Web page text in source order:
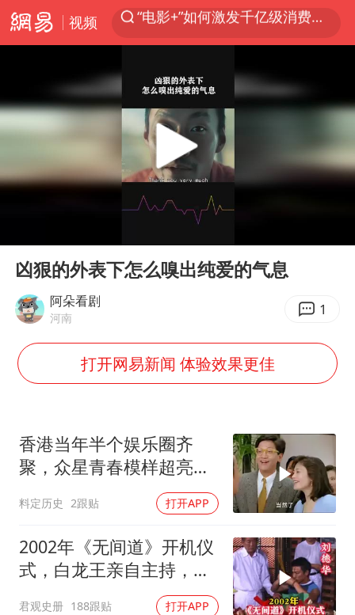
视频
名创优品回应女子吐槽内裤质量差
四川宜宾市高县4.9级地震致1人死亡
台风白海豚或吞并鲸鱼 登陆地点更新
胜宏科技：股票交易异常波动
秋天的第一杯奶茶到底有多火
国乒男单横滨冠军赛全军覆没
38岁演员求职万岁山NPC成功
胡彦斌韩磊 谁帮谁
夯实基础开新局
Play
凶狠的外表下怎么嗅出纯爱的气息
阿朵看剧
河南 1
打开网易新闻 体验效果更佳
香港当年半个娱乐圈齐
聚，众星青春模样超亮
眼，星爷现身瞬间惊艳
料定历史 2跟贴 打开APP
2002年《无间道》开机仪
式，白龙王亲自主持，预
君观史册 188跟贴 打开APP